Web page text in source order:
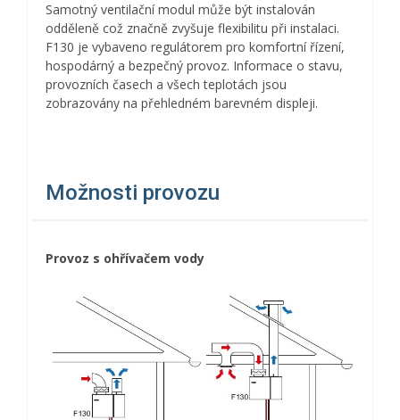
Samotný ventilační modul může být instalován
odděleně což značně zvyšuje flexibilitu při instalaci.
F130 je vybaveno regulátorem pro komfortní řízení,
hospodárný a bezpečný provoz. Informace o stavu,
provozních časech a všech teplotách jsou
zobrazovány na přehledném barevném displeji.
Možnosti provozu
Provoz s ohřívačem vody